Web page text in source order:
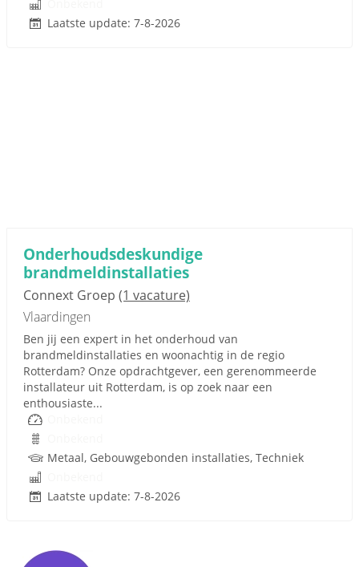
Laatste update: 7-8-2026
Onderhoudsdeskundige
brandmeldinstallaties
Connext Groep (1 vacature)
Vlaardingen
Ben jij een expert in het onderhoud van
brandmeldinstallaties en woonachtig in de regio
Rotterdam? Onze opdrachtgever, een gerenommeerde
installateur uit Rotterdam, is op zoek naar een
enthousiaste...
Metaal, Gebouwgebonden installaties, Techniek
Laatste update: 7-8-2026